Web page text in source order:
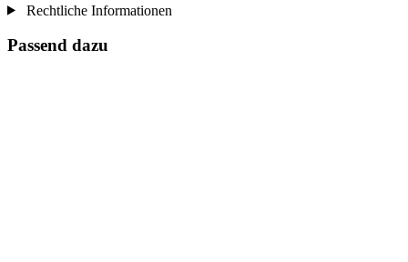
Rechtliche Informationen
Passend dazu